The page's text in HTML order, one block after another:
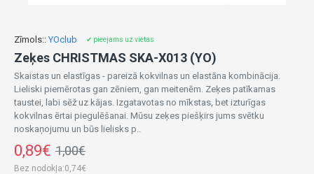
Zīmols:: YOclub ✔ pieejams uz vietas
Zeķes CHRISTMAS SKA-X013 (YO)
Skaistas un elastīgas - pareizā kokvilnas un elastāna kombinācija.
Lieliski piemērotas gan zēniem, gan meitenēm. Zeķes patīkamas
taustei, labi sēž uz kājas. Izgatavotas no mīkstas, bet izturīgas
kokvilnas ērtai piegulēšanai. Mūsu zeķes piešķirs jums svētku
noskaņojumu un būs lielisks p..
0,89€ 1,00€
Bez nodokļa:0,74€